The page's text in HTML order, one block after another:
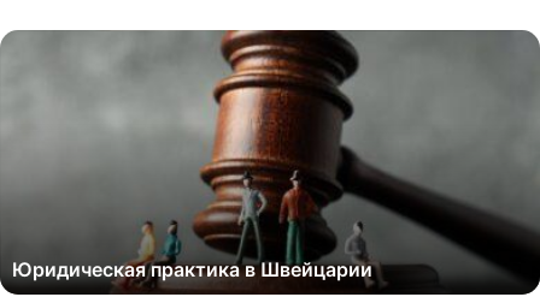
Юридическая практика в Швейцарии